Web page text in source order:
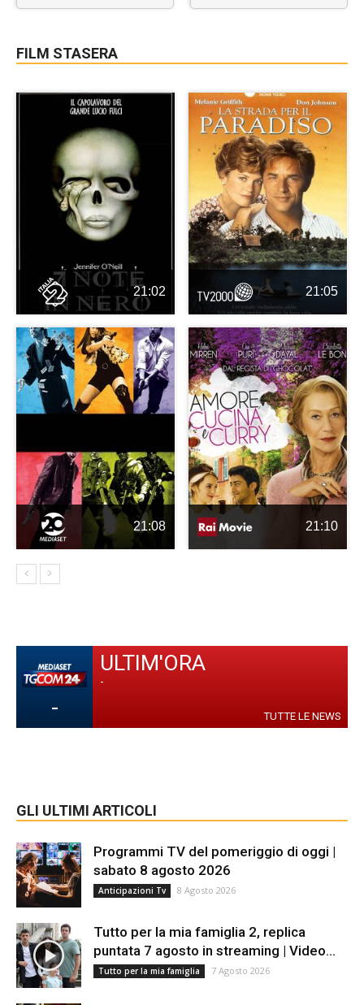
FILM STASERA
21:02 21:05
21:08 21:10
-
ULTIM'ORA
-
TUTTE LE NEWS
GLI ULTIMI ARTICOLI
Programmi TV del pomeriggio di oggi |
sabato 8 agosto 2026
Anticipazioni Tv 8 Agosto 2026
Tutto per la mia famiglia 2, replica
puntata 7 agosto in streaming | Video...
Tutto per la mia famiglia 7 Agosto 2026